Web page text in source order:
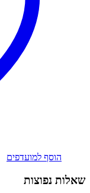
הוסף למועדפים
שאלות נפוצות